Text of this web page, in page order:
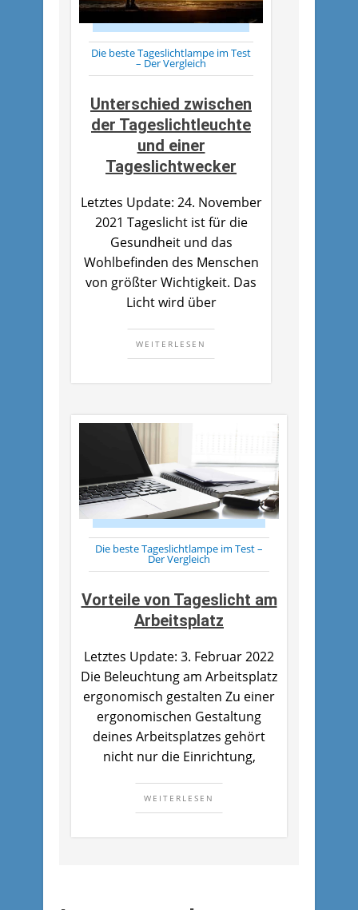
Die beste Tageslichtlampe im Test
– Der Vergleich
Unterschied zwischen
der Tageslichtleuchte
und einer
Tageslichtwecker
Letztes Update: 24. November
2021 Tageslicht ist für die
Gesundheit und das
Wohlbefinden des Menschen
von größter Wichtigkeit. Das
Licht wird über
WEITERLESEN
Die beste Tageslichtlampe im Test –
Der Vergleich
Vorteile von Tageslicht am
Arbeitsplatz
Letztes Update: 3. Februar 2022
Die Beleuchtung am Arbeitsplatz
ergonomisch gestalten Zu einer
ergonomischen Gestaltung
deines Arbeitsplatzes gehört
nicht nur die Einrichtung,
WEITERLESEN